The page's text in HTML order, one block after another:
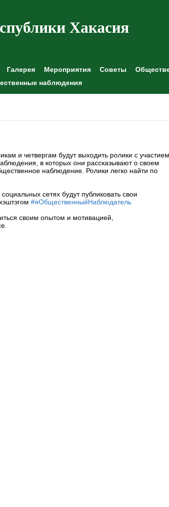
Хакасия
Галерея Мероприятия Советы
наблюдения
и четвергам будут выходить ролики с участием
в которых они рассказывают о своем
наблюдение. Ролики легко найти по
сетях будут публиковать свои
#яОбщественныйНаблюдатель
своим опытом и мотивацией,